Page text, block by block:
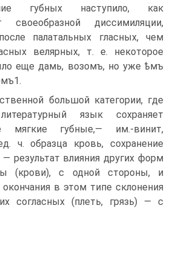
губных наступило, как
своеобразной диссимиляции,
палатальных гласных, чем
велярных, т. е. некоторое
еще дамь, возомъ, но уже ѣмъ
большой категории, где
язык сохраняет
мягкие губные,— им.-винит,
ч. образца кровь, сохранение
— результат влияния других форм
(крови), с одной стороны, и
окончания в этом типе склонения
согласных (плеть, грязь) — с